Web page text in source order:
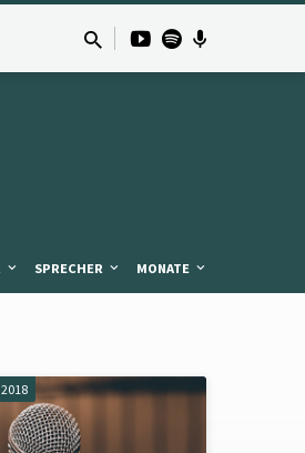
SPRECHER MONATE
2018